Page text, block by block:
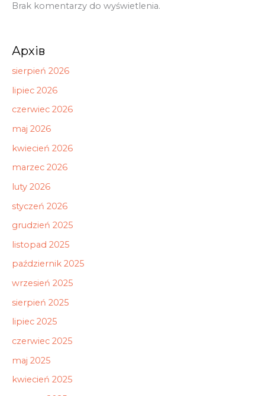
Brak komentarzy do wyświetlenia.
Архів
sierpień 2026
lipiec 2026
czerwiec 2026
maj 2026
kwiecień 2026
marzec 2026
luty 2026
styczeń 2026
grudzień 2025
listopad 2025
październik 2025
wrzesień 2025
sierpień 2025
lipiec 2025
czerwiec 2025
maj 2025
kwiecień 2025